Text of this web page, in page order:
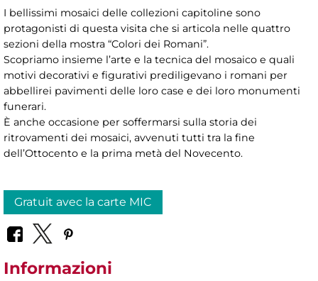
I bellissimi mosaici delle collezioni capitoline sono
protagonisti di questa visita che si articola nelle quattro
sezioni della mostra “Colori dei Romani”.
Scopriamo insieme l’arte e la tecnica del mosaico e quali
motivi decorativi e figurativi prediligevano i romani per
abbellirei pavimenti delle loro case e dei loro monumenti
funerari.
È anche occasione per soffermarsi sulla storia dei
ritrovamenti dei mosaici, avvenuti tutti tra la fine
dell’Ottocento e la prima metà del Novecento.
Gratuit avec la carte MIC
Informazioni